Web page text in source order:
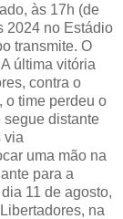
às 17h (de
2024 no Estádio
transmite. O
última vitória
contra o
o time perdeu o
segue distante
via
uma mão na
para a
11 de agosto,
na